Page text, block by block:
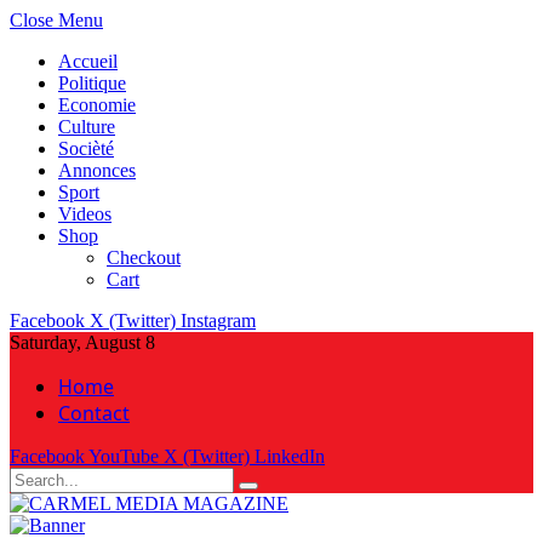
Close Menu
Accueil
Politique
Economie
Culture
Socièté
Annonces
Sport
Videos
Shop
Checkout
Cart
Facebook X (Twitter) Instagram
Saturday, August 8
Home
Contact
FacebookYouTube X (Twitter) LinkedIn